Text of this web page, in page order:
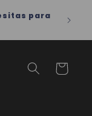
lleva tu
Carrito